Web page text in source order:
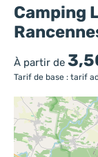
Camping
À partir de
Tarif de base : tarif